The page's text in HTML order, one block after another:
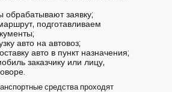
заявку;
подготавливаем
авто на автовоз;
авто в пункт назначения;
заказчику или лицу,
средства проходят